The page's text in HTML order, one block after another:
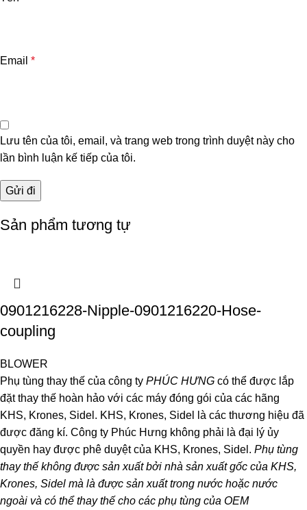
Email *
Lưu tên của tôi, email, và trang web trong trình duyệt này cho
lần bình luận kế tiếp của tôi.
Sản phẩm tương tự
0901216228-Nipple-0901216220-Hose-
coupling
BLOWER
Phụ tùng thay thế của công ty PHÚC HƯNG có thể được lắp
đặt thay thế hoàn hảo với các máy đóng gói của các hãng
KHS, Krones, Sidel. KHS, Krones, Sidel là các thương hiệu đã
được đăng kí. Công ty Phúc Hưng không phải là đại lý ủy
quyền hay được phê duyệt của KHS, Krones, Sidel. Phụ tùng
thay thế không được sản xuất bởi nhà sản xuất gốc của KHS,
Krones, Sidel mà là được sản xuất trong nước hoặc nước
ngoài và có thể thay thế cho các phụ tùng của OEM